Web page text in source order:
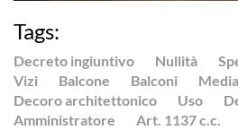
Tags:
Decreto ingiuntivo Nullità
Vizi
Balcone Balconi
Decoro architettonico
Uso
Amministratore
Art. 1137 c.c.